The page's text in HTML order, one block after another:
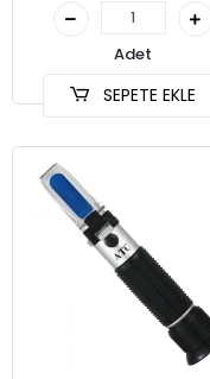
Adet
SEPETE EKLE